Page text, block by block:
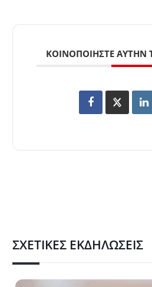
ΚΟΙΝΟΠΟΙΉΣΤΕ ΑΥΤΉΝ
ΣΧΕΤΙΚΈΣ ΕΚΔΗΛΏΣΕΙΣ